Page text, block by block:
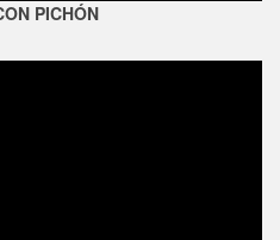
PICHÓN